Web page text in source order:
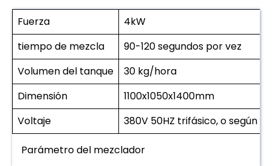
Fuerza
4kW
tiempo de mezcla
90-120 segundos por vez
Volumen del tanque
30 kg/hora
Dimensión
1100x1050x1400mm
Voltaje
380V 50HZ trifásico, o según
Parámetro del mezclador